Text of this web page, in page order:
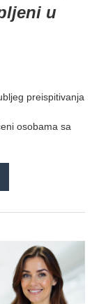
u
preispitivanja
osobama sa